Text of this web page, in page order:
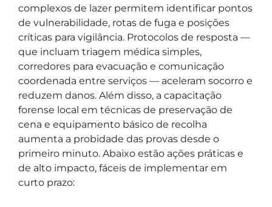
complexos de lazer permitem identificar pontos
de vulnerabilidade, rotas de fuga e posições
críticas para vigilância. Protocolos de resposta —
que incluam triagem médica simples,
corredores para evacuação e comunicação
coordenada entre serviços — aceleram socorro e
reduzem danos. Além disso, a capacitação
forense local em técnicas de preservação de
cena e equipamento básico de recolha
aumenta a probidade das provas desde o
primeiro minuto. Abaixo estão ações práticas e
de alto impacto, fáceis de implementar em
curto prazo: